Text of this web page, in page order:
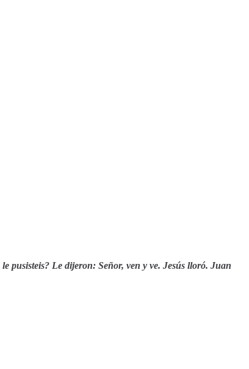
pusisteis? Le dijeron: Señor, ven y ve. Jesús lloró. Juan